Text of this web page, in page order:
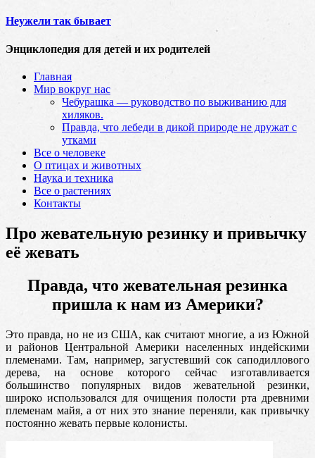
Неужели так бывает
Энциклопедия для детей и их родителей
Главная
Мир вокруг нас
Чебурашка — руководство по выживанию для
хиляков.
Правда, что лебеди в дикой природе не дружат с
утками
Все о человеке
О птицах и животных
Наука и техника
Все о растениях
Контакты
Про жевательную резинку и привычку
её жевать
Правда, что жевательная резинка
пришла к нам из Америки?
Это правда, но не из США, как считают многие, а из Южной
и районов Центральной Америки населенных индейскими
племенами. Там, например, загустевший сок саподиллового
дерева, на основе которого сейчас изготавливается
большинство популярных видов жевательной резинки,
широко использовался для очищения полости рта древними
племенам майя, а от них это знание переняли, как привычку
постоянно жевать первые колонисты.